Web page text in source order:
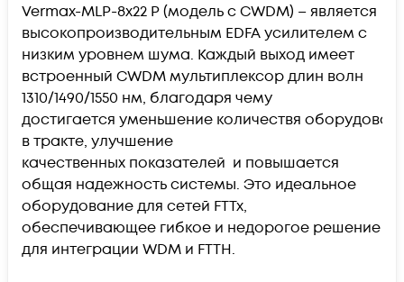
Vermax-MLP-8x22 P (модель с CWDM) – является
высокопроизводительным EDFA усилителем с
низким уровнем шума. Каждый выход имеет
встроенный CWDM мультиплексор длин волн
1310/1490/1550 нм, благодаря чему
достигается уменьшение количествя
в тракте, улучшение
качественных показателей и повышается
общая надежность системы. Это идеальное
оборудование для сетей FTTx,
обеспечивающее гибкое и недорогое решение
для интеграции WDM и FTTH.